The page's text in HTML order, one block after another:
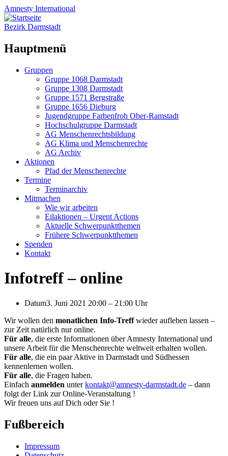
Amnesty International
Bezirk Darmstadt
Hauptmenü
Zum
Gruppen
Gruppe 1068 Darmstadt
Gruppe 1308 Darmstadt
Gruppe 1571 Bergstraße
Gruppe 1656 Dieburg
Jugendgruppe Farbenfroh Ober-Ramstadt
Hochschulgruppe Darmstadt
AG Menschenrechtsbildung
AG Klima und Menschenrechte
AG Archiv
Aktionen
Pfad der Menschenrechte
Termine
Terminarchiv
Mitmachen
Wie wir arbeiten
Eilaktionen – Urgent Actions
Aktuelle Schwerpunktthemen
Frühere Schwerpunktthemen
Spenden
Kontakt
Infotreff – online
Datum3. Juni 2021 20:00 – 21:00 Uhr
Wir wollen den monatlichen Info-Treffwieder aufleben lassen –
zur Zeit natürlich nur online.
Für alle, die erste Informationen über Amnesty International und
unsere Arbeit für die Menschenrechte weltweit erhalten wollen.
Für alle, die ein paar Aktive in Darmstadt und Südhessen
kennenlernen wollen.
Für alle, die Fragen haben.
Einfach anmelden unterkontakt@amnesty-darmstadt.de – dann
folgt der Link zur Online-Veranstaltung !
Wir freuen uns auf Dich oder Sie !
Fußbereich
Impressum